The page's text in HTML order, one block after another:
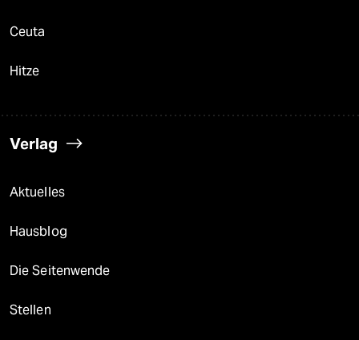
Ceuta
Hitze
Verlag
Aktuelles
Hausblog
Die Seitenwende
Stellen